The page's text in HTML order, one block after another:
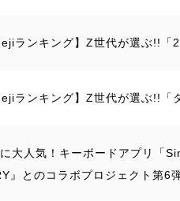
ランキング】Z世代が選ぶ!!
ランキング】Z世代が選ぶ!!「
大人気！キーボードアプリ「
』とのコラボプロジェクト第6